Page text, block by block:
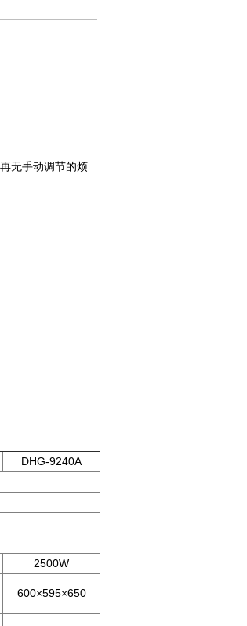
无手动调节的烦
DHG-9240A
2500W
600×595×650